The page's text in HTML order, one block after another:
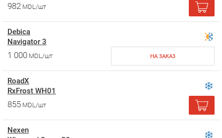
982 MDL/шт
Debica
Navigator 3
1 000 MDL/шт НА ЗАКАЗ
RoadX
RxFrost WH01
855 MDL/шт
Nexen